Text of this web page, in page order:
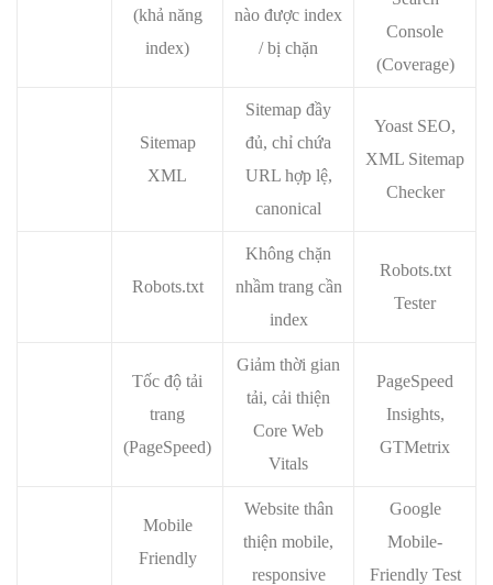
(khả năng
index)
nào được index
/ bị chặn
Console
(Coverage)
Sitemap
XML
Sitemap đầy
đủ, chỉ chứa
URL hợp lệ,
canonical
Yoast SEO,
XML Sitemap
Checker
Robots.txt
Không chặn
nhầm trang cần
index
Robots.txt
Tester
Tốc độ tải
trang
(PageSpeed)
Giảm thời gian
tải, cải thiện
Core Web
Vitals
PageSpeed
Insights,
GTMetrix
Mobile
Friendly
Website thân
thiện mobile,
responsive
Google
Mobile-
Friendly Test